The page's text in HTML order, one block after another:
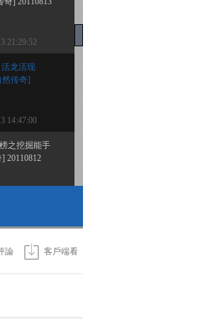
21:29:52
龙活现
然传奇]
14:47:00
之挖掘能手
20110812
14:08:15
奇] 20110811
論 客戶端看